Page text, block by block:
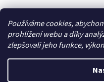
Používáme cookies,
prohlížení webu a díky
zlepšovali jeho funkce,